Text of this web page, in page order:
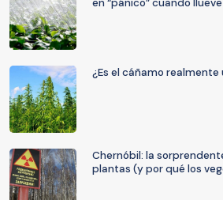
en “pánico” cuando llueve
¿Es el cáñamo
Chernóbil: la
plantas (y por qué los